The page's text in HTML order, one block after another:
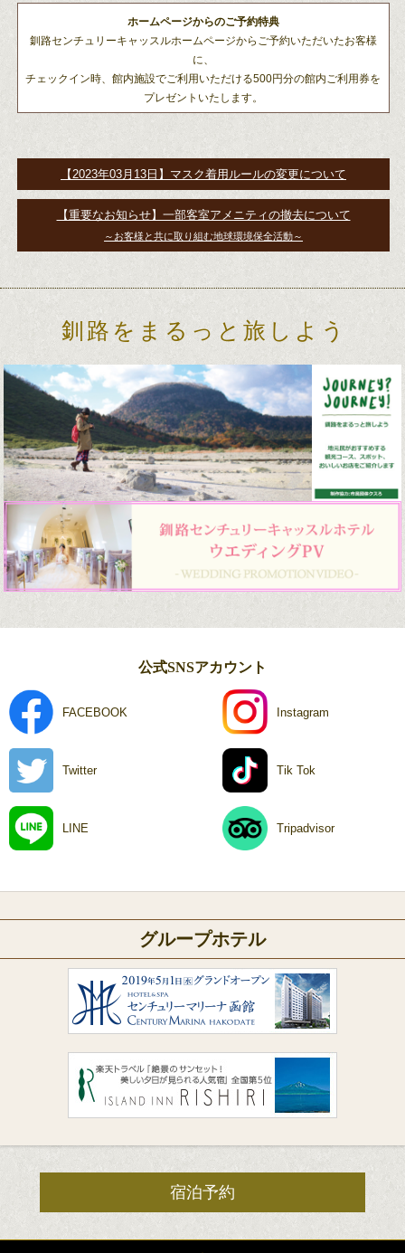
ホームページからのご予約特典
釧路センチュリーキャッスルホームページからご予約いただいたお客様
に、
チェックイン時、館内施設でご利用いただける500円分の館内ご利用券を
プレゼントいたします。
【2023年03月13日】マスク着用ルールの変更について
【重要なお知らせ】一部客室アメニティの撤去について
～お客様と共に取り組む地球環境保全活動～
釧路をまるっと旅しよう
公式SNSアカウント
FACEBOOK Instagram
Twitter Tik Tok
LINE Tripadvisor
グループホテル
宿泊予約